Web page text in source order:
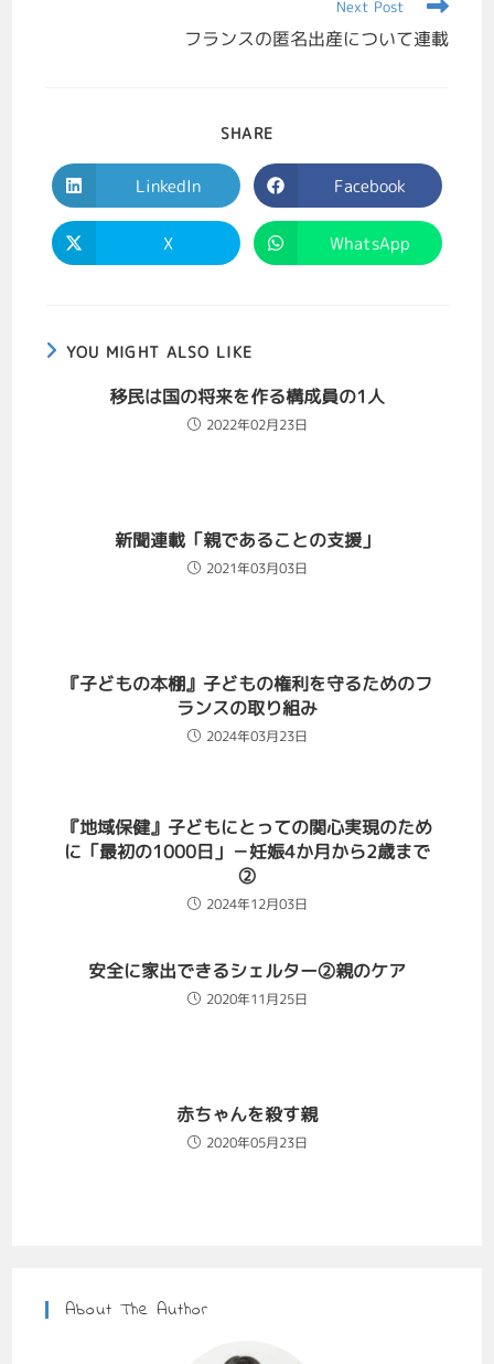
Next Post
フランスの匿名出産について連載
SHARE
LinkedIn Facebook
X WhatsApp
YOU MIGHT ALSO LIKE
移民は国の将来を作る構成員の1人
2022年02月23日
新聞連載「親であることの支援」
2021年03月03日
『子どもの本棚』子どもの権利を守るためのフ
ランスの取り組み
2024年03月23日
『地域保健』子どもにとっての関心実現のため
に「最初の1000日」－妊娠4か月から2歳まで
②
2024年12月03日
安全に家出できるシェルター②親のケア
2020年11月25日
赤ちゃんを殺す親
2020年05月23日
About The Author